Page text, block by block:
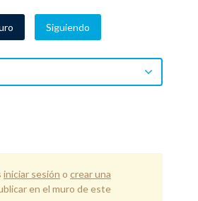
Siguiendo
iniciar sesión o crear una
en el muro de este